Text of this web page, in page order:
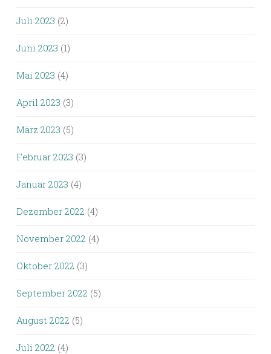
Juli 2023 (2)
Juni 2023 (1)
Mai 2023 (4)
April 2023 (3)
März 2023 (5)
Februar 2023 (3)
Januar 2023 (4)
Dezember 2022 (4)
November 2022 (4)
Oktober 2022 (3)
September 2022 (5)
August 2022 (5)
Juli 2022 (4)